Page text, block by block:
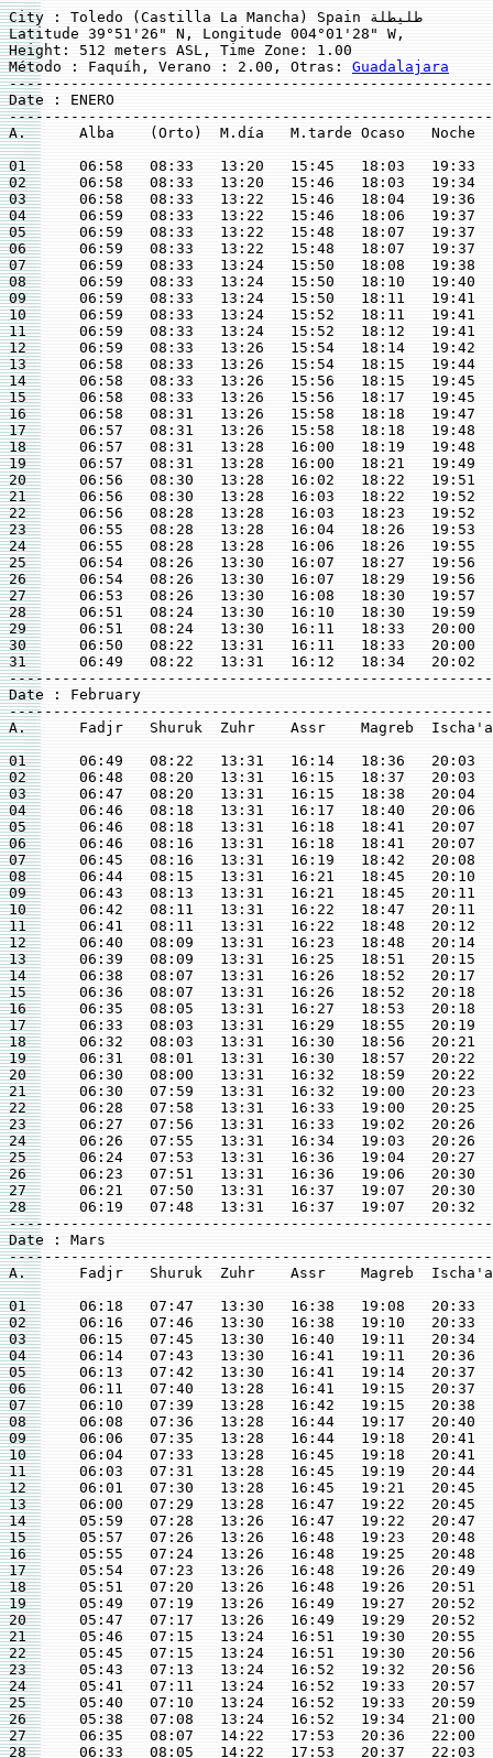
City : Toledo (Castilla La Mancha) Spain طليطلة
Latitude 39°51'26" N, Longitude 004°01'28" W,
Height: 512 meters ASL, Time Zone: 1.00
Método : Faquíh, Verano : 2.00, Otras: Guadalajara